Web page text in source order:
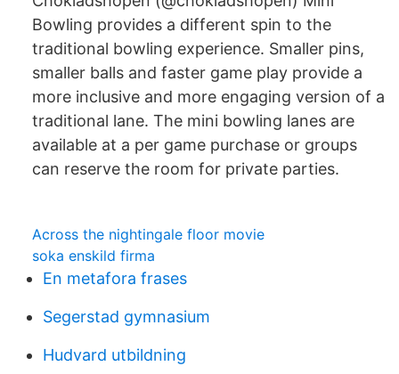
Bowling provides a different spin to the
traditional bowling experience. Smaller pins,
smaller balls and faster game play provide a
more inclusive and more engaging version of a
traditional lane. The mini bowling lanes are
available at a per game purchase or groups
can reserve the room for private parties.
Across the nightingale floor movie
soka enskild firma
En metafora frases
Segerstad gymnasium
Hudvard utbildning